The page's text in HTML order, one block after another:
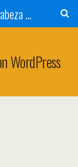
...
WordPress